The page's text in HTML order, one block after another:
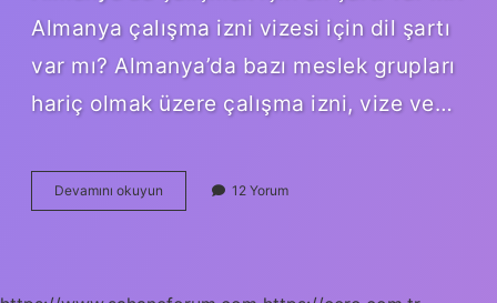
Almanya çalışma izni vizesi için dil şartı
var mı? Almanya’da bazı meslek grupları
hariç olmak üzere çalışma izni, vize ve…
Devamını okuyun
Almanya
12 Yorum